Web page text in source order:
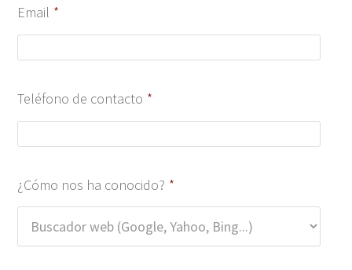
Email *
Teléfono de contacto *
¿Cómo nos ha conocido? *